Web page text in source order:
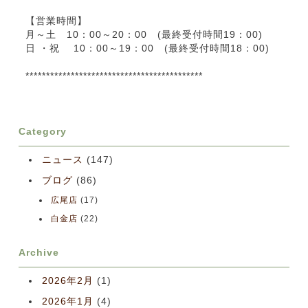
【営業時間】
月～土 10：00～20：00 (最終受付時間19：00)
日 ・祝 10：00～19：00 (最終受付時間18：00)
*******************************************
Category
ニュース (147)
ブログ (86)
広尾店 (17)
白金店 (22)
Archive
2026年2月
(1)
2026年1月
(4)